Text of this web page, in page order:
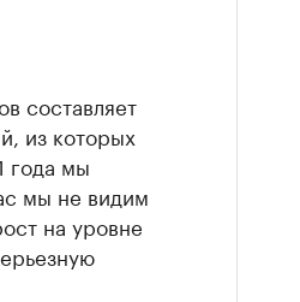
составляет
из которых
года мы
мы не видим
на уровне